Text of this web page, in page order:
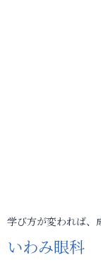
学び方が変われば、
いわみ眼科